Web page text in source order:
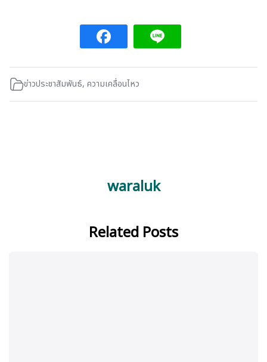
ข่าวประชาสัมพันธ์, ความเคลื่อนไหว
waraluk
Related Posts